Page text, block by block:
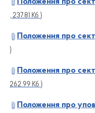
, 237.81 Кб )
Положення про
)
Положення про
262.99 Кб )
Положення про